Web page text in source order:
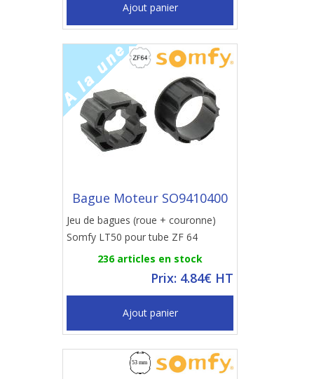
Ajout panier
Bague Moteur SO9410400
Jeu de bagues (roue + couronne)
Somfy LT50 pour tube ZF 64
236 articles en stock
Prix: 4.84€ HT
Ajout panier